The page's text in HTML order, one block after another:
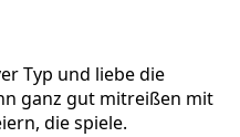
Typ und liebe die
ganz gut mitreißen mit
die spiele.